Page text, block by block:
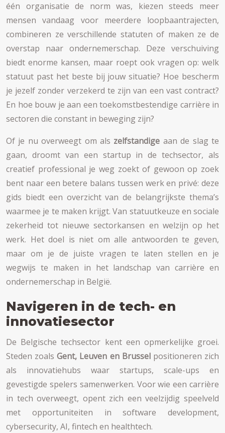
één organisatie de norm was, kiezen steeds meer
mensen vandaag voor meerdere loopbaantrajecten,
combineren ze verschillende statuten of maken ze de
overstap naar ondernemerschap. Deze verschuiving
biedt enorme kansen, maar roept ook vragen op: welk
statuut past het beste bij jouw situatie? Hoe bescherm
je jezelf zonder verzekerd te zijn van een vast contract?
En hoe bouw je aan een toekomstbestendige carrière in
sectoren die constant in beweging zijn?
Of je nu overweegt om als zelfstandige aan de slag te
gaan, droomt van een startup in de techsector, als
creatief professional je weg zoekt of gewoon op zoek
bent naar een betere balans tussen werk en privé: deze
gids biedt een overzicht van de belangrijkste thema’s
waarmee je te maken krijgt. Van statuutkeuze en sociale
zekerheid tot nieuwe sectorkansen en welzijn op het
werk. Het doel is niet om alle antwoorden te geven,
maar om je de juiste vragen te laten stellen en je
wegwijs te maken in het landschap van carrière en
ondernemerschap in België.
Navigeren in de tech- en
innovatiesector
De Belgische techsector kent een opmerkelijke groei.
Steden zoalsGent, Leuven en Brusselpositioneren zich
als innovatiehubs waar startups, scale-ups en
gevestigde spelers samenwerken. Voor wie een carrière
in tech overweegt, opent zich een veelzijdig speelveld
met opportuniteiten in software development,
cybersecurity, AI, fintech en healthtech.